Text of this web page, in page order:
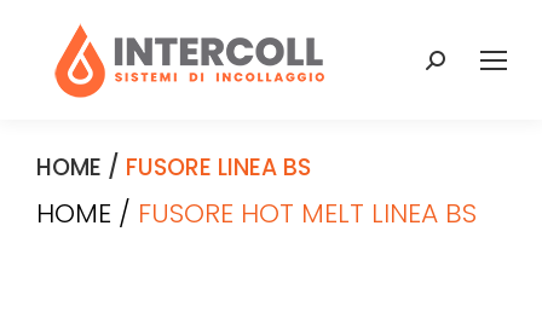
HOME / FUSORE LINEA BS
HOME / FUSORE HOT MELT LINEA BS